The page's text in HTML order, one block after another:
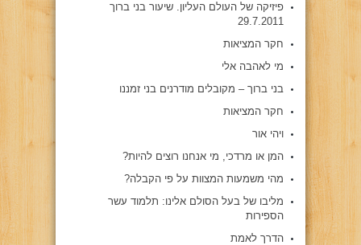
פיזיקה של העולם העליון. שיעור בני ברוך
29.7.2011
חקר המציאות
מי לאהבה אלי
בני ברוך – מקובלים מודרנים בני זמננו
חקר המציאות
ויהי אור
המן או מרדכי, מי אנחנו רוצים להיות?
מהי משמעות המצוות על פי הקבלה?
מליבו של בעל הסולם אלינו: תלמוד עשר
הספירות
הדרך לאמת